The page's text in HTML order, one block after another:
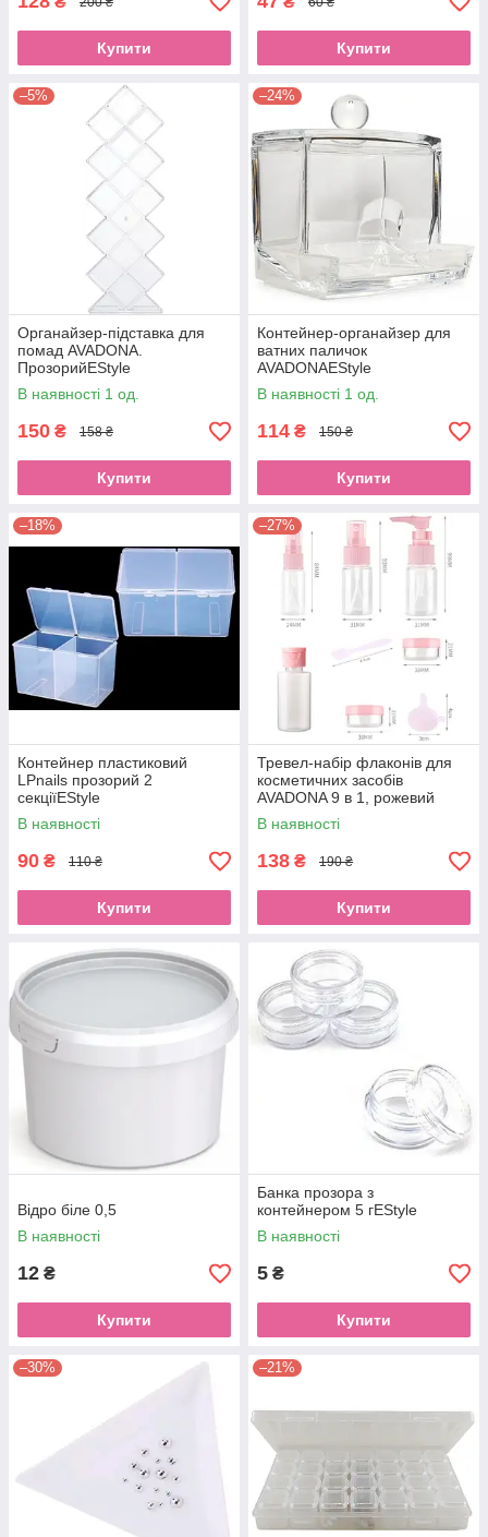
Купити Купити
–5%
Органайзер-підставка для
помад AVADONA.
ПрозорийEStyle
В наявності 1 од.
150 ₴ 158 ₴
Купити
–24%
Контейнер-органайзер для
ватних паличок
AVADONAEStyle
В наявності 1 од.
114 ₴ 150 ₴
Купити
–18%
Контейнер пластиковий
LPnails прозорий 2
секціїEStyle
В наявності
90 ₴ 110 ₴
Купити
–27%
Тревел-набір флаконів для
косметичних засобів
AVADONA 9 в 1, рожевий
В наявності
138 ₴ 190 ₴
Купити
Відро біле 0,5
В наявності
12 ₴
Купити
Банка прозора з
контейнером 5 гEStyle
В наявності
5 ₴
Купити
–30% –21%